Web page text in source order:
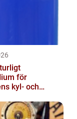
för
kyl- och